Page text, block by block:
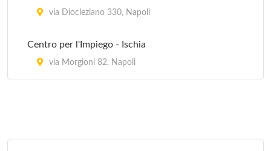
Stazione Napoli Arenaccia
Stazione Napoli Bagnoli
via Illoneo 23, Napoli
via Diocleziano 330, Napoli
Centro per l'Impiego - Ischia
via Morgioni 82, Napoli